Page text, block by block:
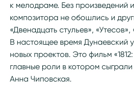
к мелодраме. Без произведений
композитора не обошлись и
«Двенадцать стульев»,
В настоящее время Дунаевский
новых проектов. Это фильм
главные роли в котором
Анна Чиповская.